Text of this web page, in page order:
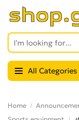
All Categories
Home